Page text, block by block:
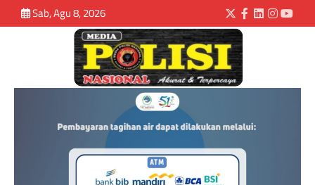
Sab, Agu 8, 2026